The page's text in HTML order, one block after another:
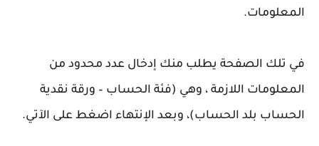
المعلومات.
في تلك الصفحة يطلب منك إدخال عدد محدود من
المعلومات اللازمة ، وهي (فئة الحساب – ورقة نقدية
الحساب بلد الحساب)، وبعد الإنتهاء اضغط على الآتي.